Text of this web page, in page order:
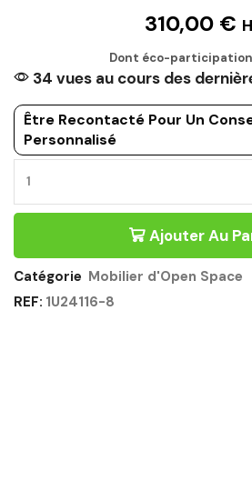
310,00 €
Dont éco-
34 vues au cours des
Être Recontacté Pour Un
Personnalisé
Ajouter Au
Catégorie Mobilier d'Open Space
REF: 1U24116-8